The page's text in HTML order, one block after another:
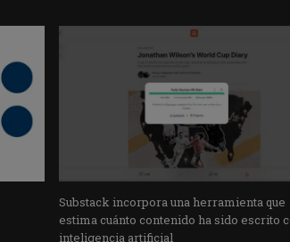
Substack incorpora una herramienta que
estima cuánto contenido ha sido escrito
inteligencia artificial